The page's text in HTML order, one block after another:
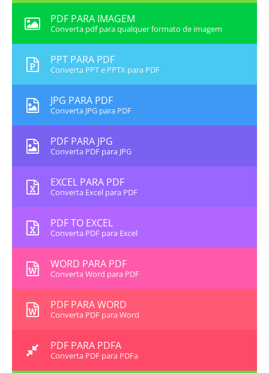
PDF PARA IMAGEM
Converta pdf para qualquer formato de imagem
PPT PARA PDF
Converta PPT e PPTX para PDF
JPG PARA PDF
Converta JPG para PDF
PDF PARA JPG
Converta PDF para JPG
EXCEL PARA PDF
Converta Excel para PDF
PDF TO EXCEL
Converta PDF para Excel
WORD PARA PDF
Converta Word para PDF
PDF PARA WORD
Converta PDF para Word
PDF PARA PDFA
Converta PDF para PDFa